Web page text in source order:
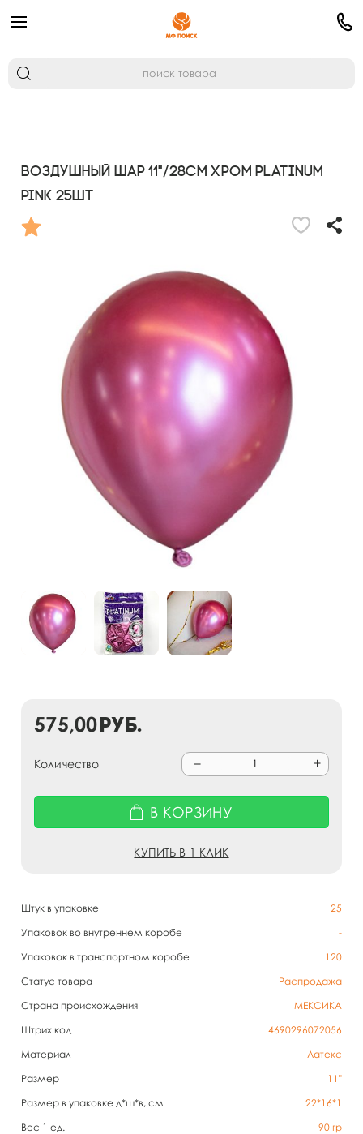
Воздушный шар 11"/28см Хром PLATINUM
Pink 25шт
Штук в упаковке
25
Упаковок во внутреннем коробе
-
Упаковок в транспортном коробе
120
Статус товара
Распродажа
Страна происхождения
МЕКСИКА
Штрих код
4690296072056
Материал
Латекс
Размер
11"
Размер в упаковке д*ш*в, см
22*16*1
Вес 1 ед.
90 гр
575,00руб.
Количество
В КОРЗИНУ
КУПИТЬ В 1 КЛИК